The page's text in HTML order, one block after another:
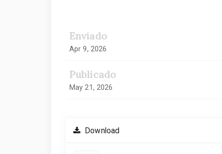
Enviado
Apr 9, 2026
Publicado
May 21, 2026
Download